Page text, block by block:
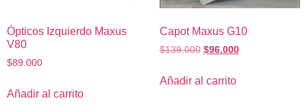
Ópticos Izquierdo Maxus
V80
$89.000
Añadir al carrito
Capot Maxus G10
$139.000 $96.000
Añadir al carrito